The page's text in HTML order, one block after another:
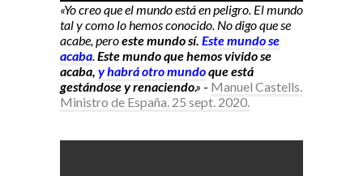
«Yo creo que el mundo está en peligro. El mundo
tal y como lo hemos conocido. No digo que se
acabe, peroeste mundo sí. Este mundo se
acaba.Este mundo que hemos vivido se
acaba, y habrá otro mundoque está
gestándose y renaciendo.» - Manuel Castells.
Ministro de España. 25 sept. 2020.